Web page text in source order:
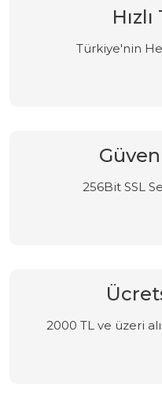
Türkiye'nin
256Bit SSL
2000 TL ve üzeri